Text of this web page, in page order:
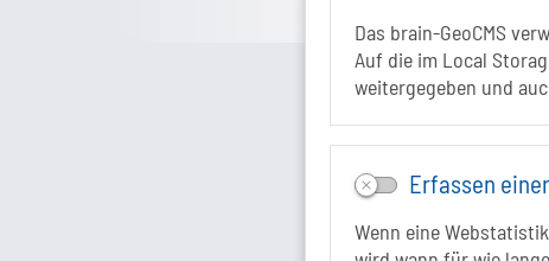
Das brain-GeoCMS
Auf die im Local
weitergegeben und
Erfassen
Wenn eine